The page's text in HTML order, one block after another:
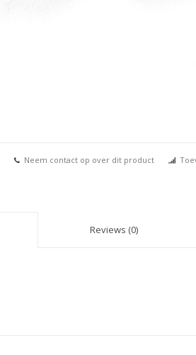
Neem contact op over dit product
Reviews (0)